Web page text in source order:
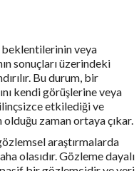
beklentilerinin veya
sonuçları üzerindeki
Bu durum, bir
kendi görüşlerine veya
etkilediği ve
olduğu zaman ortaya çıkar.
araştırmalarda
olasıdır. Gözleme dayalı